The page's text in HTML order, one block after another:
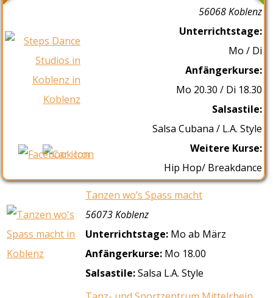
56068 Koblenz
Unterrichtstage:
Mo / Di
Anfängerkurse:
Mo 20.30 / Di 18.30
Salsastile:
Salsa Cubana / L.A. Style
Weitere Kurse:
Hip Hop/ Breakdance
Tanzen wo’s Spass macht
56073 Koblenz
Unterrichtstage: Mo ab März
Anfängerkurse: Mo 18.00
Salsastile:Salsa L.A. Style